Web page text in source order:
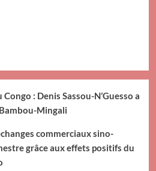
: Denis Sassou-N’Guesso a
Mingali
commerciaux sino-
grâce aux effets positifs du